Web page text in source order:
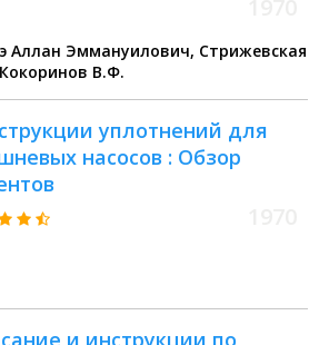
Эммануилович, Стрижевская
Э.А., Кокоринов В.Ф.
уплотнений для
насосов : Обзор